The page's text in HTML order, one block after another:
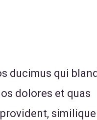
ducimus qui
dolores et quas